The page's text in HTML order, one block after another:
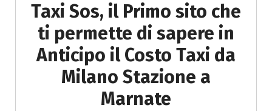
Taxi Sos, il Primo sito che
ti permette di sapere in
Anticipo il Costo Taxi da
Milano Stazione a
Marnate